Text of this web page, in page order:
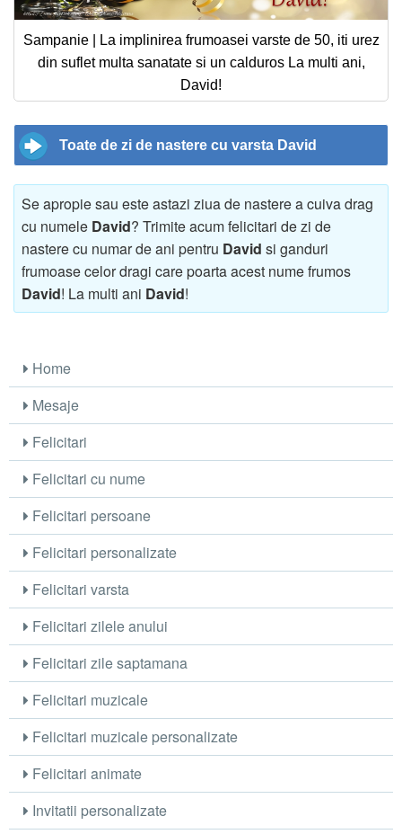
Sampanie | La implinirea frumoasei varste de 50, iti urez
din suflet multa sanatate si un calduros La multi ani,
David!
Toate de zi de nastere cu varsta David
Se apropie sau este astazi ziua de nastere a cuiva drag
cu numele David? Trimite acum felicitari de zi de
nastere cu numar de ani pentru David si ganduri
frumoase celor dragi care poarta acest nume frumos
David! La multi ani David!
Home
Mesaje
Felicitari
Felicitari cu nume
Felicitari persoane
Felicitari personalizate
Felicitari varsta
Felicitari zilele anului
Felicitari zile saptamana
Felicitari muzicale
Felicitari muzicale personalizate
Felicitari animate
Invitatii personalizate